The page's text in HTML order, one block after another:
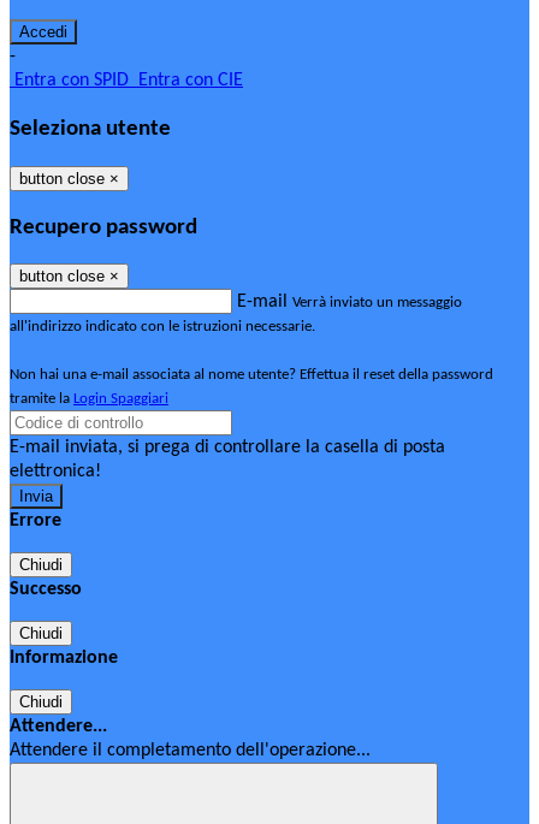
-
Entra con SPID Entra con CIE
Seleziona utente
button close ×
Recupero password
button close ×
E-mail Verrà inviato un messaggio
all'indirizzo indicato con le istruzioni necessarie.
Non hai una e-mail associata al nome utente? Effettua il reset della password
tramite la Login Spaggiari
E-mail inviata, si prega di controllare la casella di posta
elettronica!
Errore
Chiudi
Successo
Chiudi
Informazione
Chiudi
Attendere...
Attendere il completamento dell'operazione...